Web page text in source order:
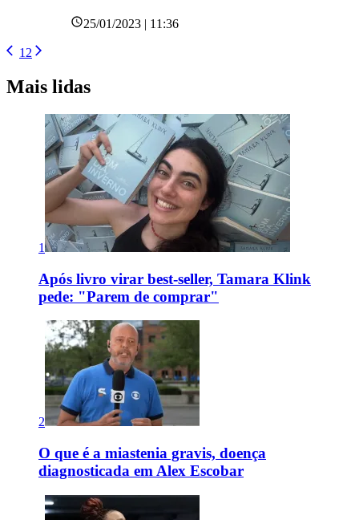
25/01/2023 | 11:36
1 2
Mais lidas
1
Após livro virar best-seller, Tamara Klink
pede: "Parem de comprar"
2
O que é a miastenia gravis, doença
diagnosticada em Alex Escobar